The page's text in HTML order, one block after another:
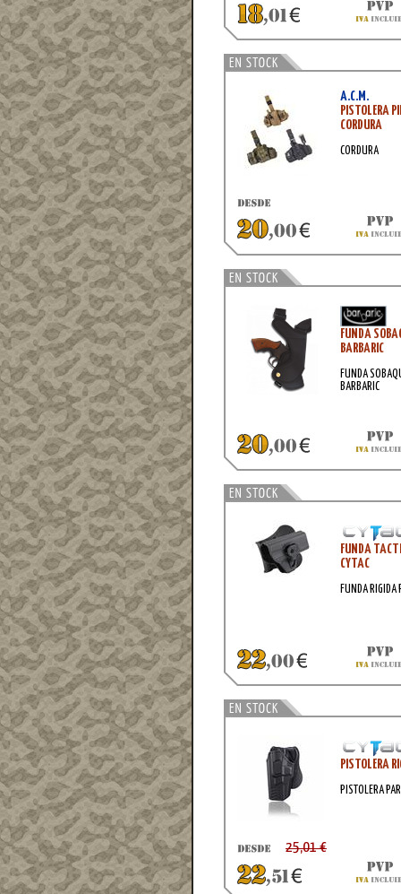
A.C.M.
PISTOLERA
CORDURA
CORDURA
FUNDA
BARBARIC
FUNDA
BARBARIC
FUNDA
CYTAC
FUNDA RIGIDA
PISTOLERA
PISTOLERA
25,01 €